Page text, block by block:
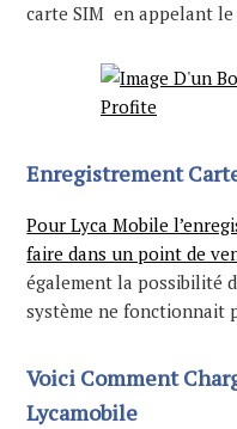
carte SIM en appelant le
Enregistrement
Pour Lyca Mobile
faire dans un point de
également la possibilité
système ne fonctionnait
Voici Comment
Lycamobile